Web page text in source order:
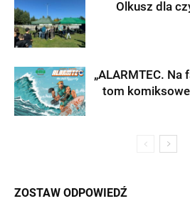
Olkusz dla
„ALARMTEC.
tom
ZOSTAW ODPOWIEDŹ